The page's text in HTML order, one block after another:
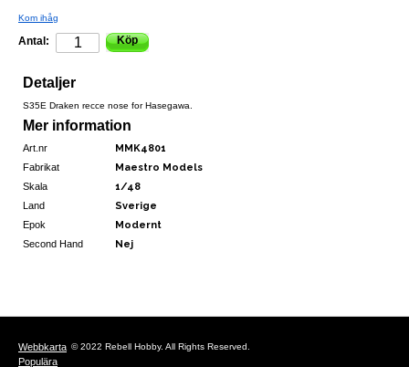
Kom ihåg
Antal: Köp
Detaljer
S35E Draken recce nose for Hasegawa.
Mer information
Art.nr MMK4801
Fabrikat Maestro Models
Skala 1/48
Land Sverige
Epok Modernt
Second Hand Nej
Webbkarta
Populära
© 2022 Rebell Hobby. All Rights Reserved.